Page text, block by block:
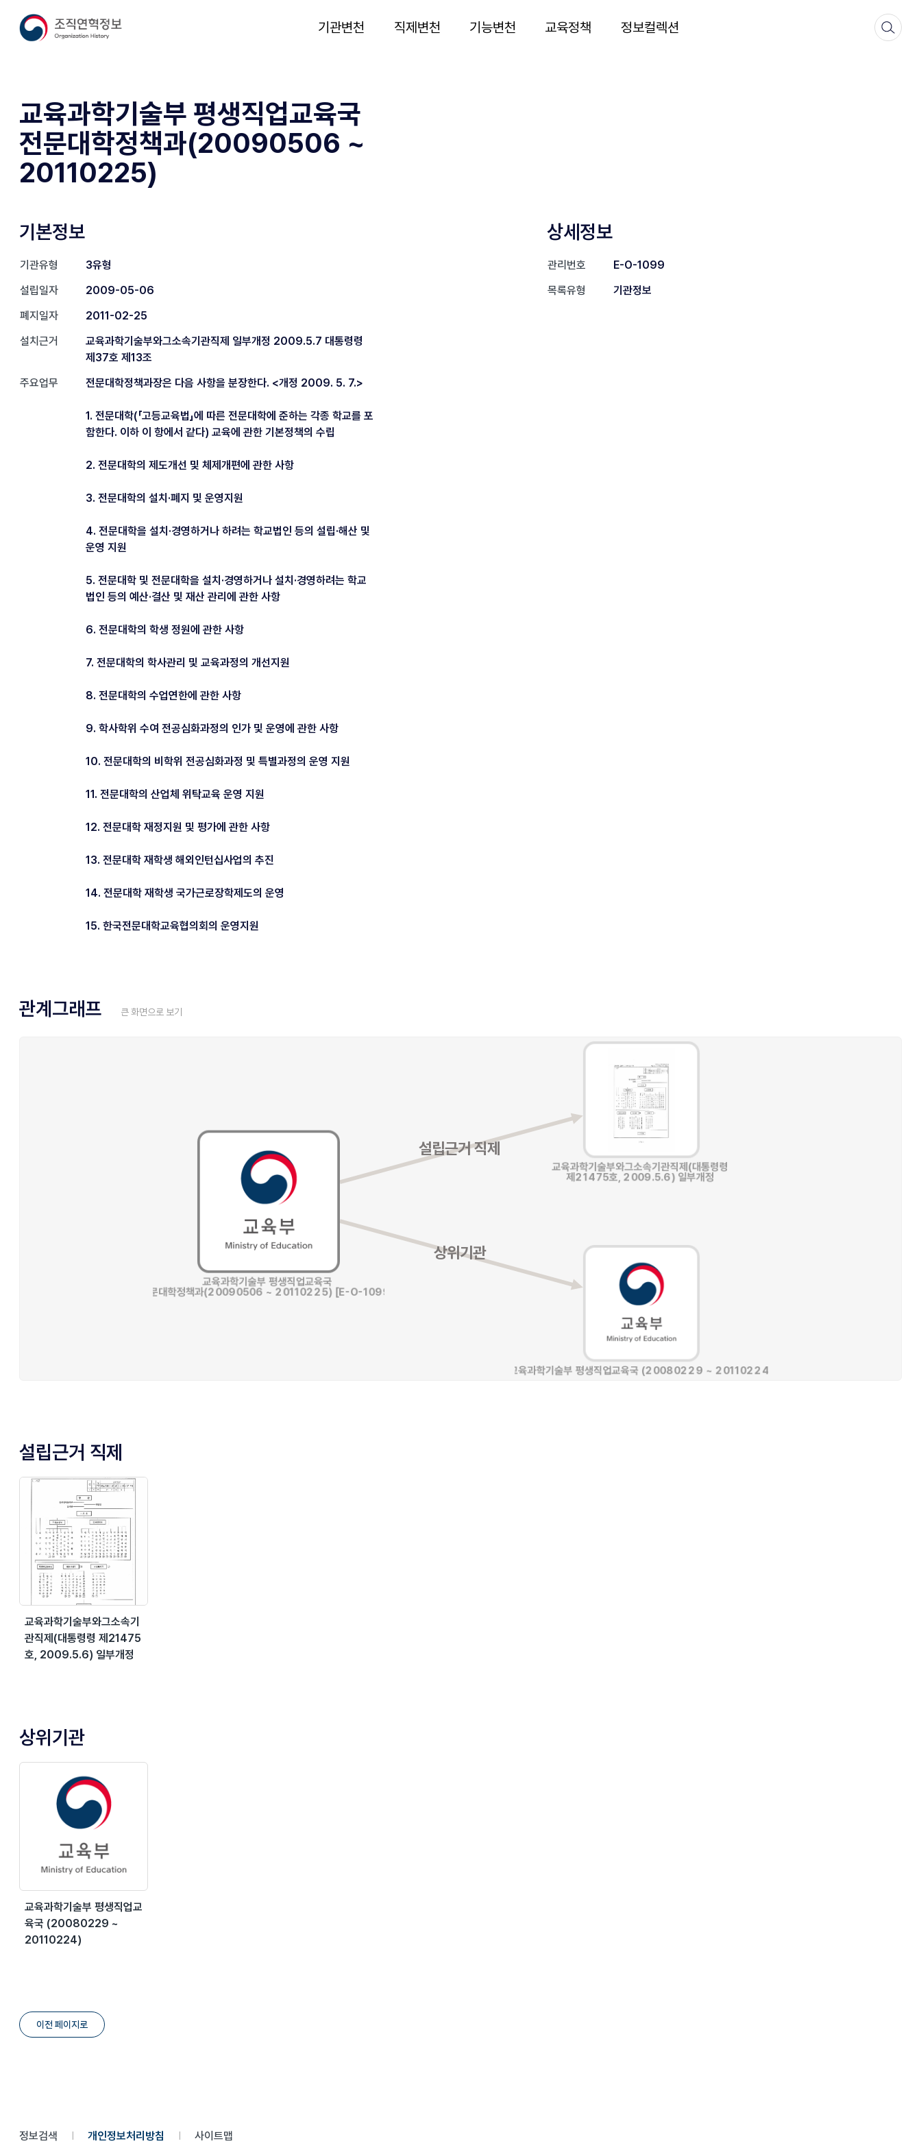
기관변천 직제변천 기능변천 교육정책 정보컬렉션
교육과학기술부 평생직업교육국
전문대학정책과(20090506 ~
20110225)
기본정보
기관유형
3유형
설립일자
2009-05-06
폐지일자
2011-02-25
설치근거
교육과학기술부와그소속기관직제 일부개정 2009.5.7 대통령령
제37호 제13조
주요업무
전문대학정책과장은 다음 사항을 분장한다. <개정 2009. 5. 7.>
1. 전문대학(「고등교육법」에 따른 전문대학에 준하는 각종 학교를 포
함한다. 이하 이 항에서 같다) 교육에 관한 기본정책의 수립
2. 전문대학의 제도개선 및 체제개편에 관한 사항
3. 전문대학의 설치·폐지 및 운영지원
4. 전문대학을 설치·경영하거나 하려는 학교법인 등의 설립·해산 및
운영 지원
5. 전문대학 및 전문대학을 설치·경영하거나 설치·경영하려는 학교
법인 등의 예산·결산 및 재산 관리에 관한 사항
6. 전문대학의 학생 정원에 관한 사항
7. 전문대학의 학사관리 및 교육과정의 개선지원
8. 전문대학의 수업연한에 관한 사항
9. 학사학위 수여 전공심화과정의 인가 및 운영에 관한 사항
10. 전문대학의 비학위 전공심화과정 및 특별과정의 운영 지원
11. 전문대학의 산업체 위탁교육 운영 지원
12. 전문대학 재정지원 및 평가에 관한 사항
13. 전문대학 재학생 해외인턴십사업의 추진
14. 전문대학 재학생 국가근로장학제도의 운영
15. 한국전문대학교육협의회의 운영지원
상세정보
관리번호
E-O-1099
목록유형
기관정보
관계그래프 큰 화면으로 보기
설립근거 직제
교육과학기술부와그소속기
관직제(대통령령 제21475
호, 2009.5.6) 일부개정
상위기관
교육과학기술부 평생직업교
육국 (20080229 ~
20110224)
이전 페이지로
정보검색 개인정보처리방침 사이트맵